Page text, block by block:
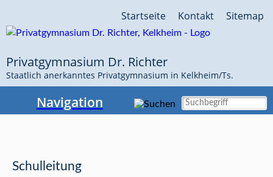
überspringen
Sitemap
Kontakt
Startseite
Privatgymnasium Dr. Richter
Staatlich anerkanntes Privatgymnasium in Kelkheim/Ts.
Navigation
Schulleitung